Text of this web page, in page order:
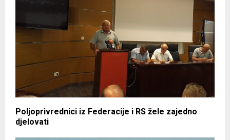
Poljoprivrednici iz Federacije i RS žele zajedno
djelovati